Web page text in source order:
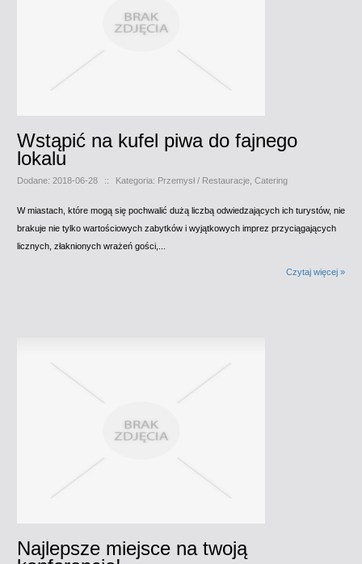
Wstąpić na kufel piwa do fajnego
lokalu
Dodane: 2018-06-28 :: Kategoria: Przemysł / Restauracje, Catering
W miastach, które mogą się pochwalić dużą liczbą odwiedzających ich turystów, nie
brakuje nie tylko wartościowych zabytków i wyjątkowych imprez przyciągających
licznych, złaknionych wrażeń gości,...
Czytaj więcej »
Najlepsze miejsce na twoją